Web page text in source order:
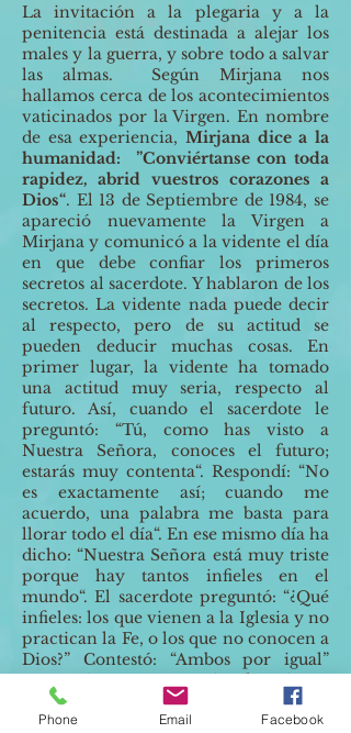
La invitación a la plegaria y a la
penitencia está destinada a alejar los
males y la guerra, y sobre todo a salvar
las almas. Según Mirjana nos
hallamos cerca de los acontecimientos
vaticinados por la Virgen. En nombre
de esa experiencia, Mirjana dice a la
humanidad: ”Conviértanse con toda
rapidez, abrid vuestros corazones a
Dios“. El 13 de Septiembre de 1984, se
apareció nuevamente la Virgen a
Mirjana y comunicó a la vidente el día
en que debe confiar los primeros
secretos al sacerdote. Y hablaron de los
secretos. La vidente nada puede decir
al respecto, pero de su actitud se
pueden deducir muchas cosas. En
primer lugar, la vidente ha tomado
una actitud muy seria, respecto al
futuro. Así, cuando el sacerdote le
preguntó: “Tú, como has visto a
Nuestra Señora, conoces el futuro;
estarás muy contenta“. Respondí: “No
es exactamente así; cuando me
acuerdo, una palabra me basta para
llorar todo el día“. En ese mismo día ha
dicho: “Nuestra Señora está muy triste
porque hay tantos infieles en el
mundo“. El sacerdote preguntó: “¿Qué
infieles: los que vienen a la Iglesia y no
practican la Fe, o los que no conocen a
Dios?” Contestó: “Ambos por igual”
¿Pero cómo van a ser iguales, si una
persona no encontró la Fe?
La vidente respondió:
Nuestra Señora
Phone Email Facebook